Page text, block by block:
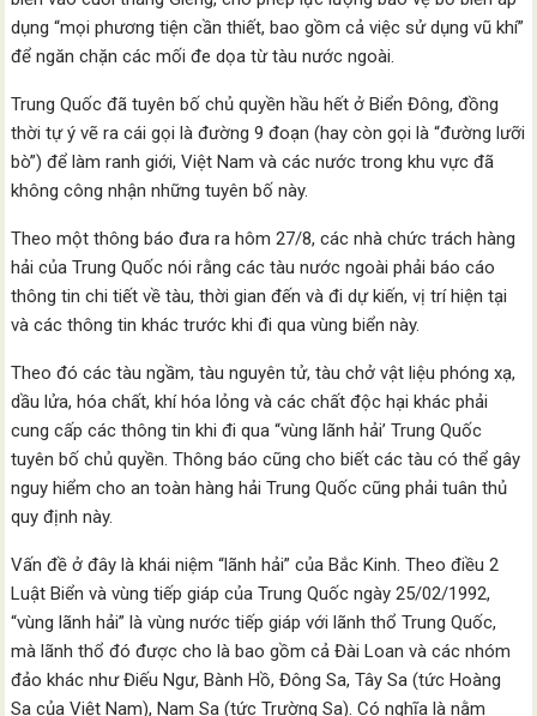
dụng “mọi phương tiện cần thiết, bao gồm cả việc sử dụng vũ khí”
để ngăn chặn các mối đe dọa từ tàu nước ngoài.
Trung Quốc đã tuyên bố chủ quyền hầu hết ở Biển Đông, đồng
thời tự ý vẽ ra cái gọi là đường 9 đoạn (hay còn gọi là “đường lưỡi
bò”) để làm ranh giới, Việt Nam và các nước trong khu vực đã
không công nhận những tuyên bố này.
Theo một thông báo đưa ra hôm 27/8, các nhà chức trách hàng
hải của Trung Quốc nói rằng các tàu nước ngoài phải báo cáo
thông tin chi tiết về tàu, thời gian đến và đi dự kiến, vị trí hiện tại
và các thông tin khác trước khi đi qua vùng biển này.
Theo đó các tàu ngầm, tàu nguyên tử, tàu chở vật liệu phóng xạ,
dầu lửa, hóa chất, khí hóa lỏng và các chất độc hại khác phải
cung cấp các thông tin khi đi qua “vùng lãnh hải’ Trung Quốc
tuyên bố chủ quyền. Thông báo cũng cho biết các tàu có thể gây
nguy hiểm cho an toàn hàng hải Trung Quốc cũng phải tuân thủ
quy định này.
Vấn đề ở đây là khái niệm “lãnh hải” của Bắc Kinh. Theo điều 2
Luật Biển và vùng tiếp giáp của Trung Quốc ngày 25/02/1992,
“vùng lãnh hải” là vùng nước tiếp giáp với lãnh thổ Trung Quốc,
mà lãnh thổ đó được cho là bao gồm cả Đài Loan và các nhóm
đảo khác như Điếu Ngư, Bành Hồ, Đông Sa, Tây Sa (tức Hoàng
Sa của Việt Nam), Nam Sa (tức Trường Sa). Có nghĩa là nằm